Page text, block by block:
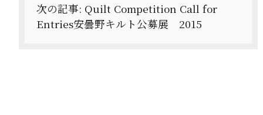
次の記事: Quilt Competition Call for
Entries安曇野キルト公募展 2015